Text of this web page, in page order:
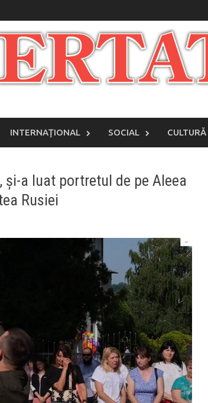
INTERNAŢIONAL SOCIAL CULTURĂ
a luat portretul de pe Aleea
Rusiei